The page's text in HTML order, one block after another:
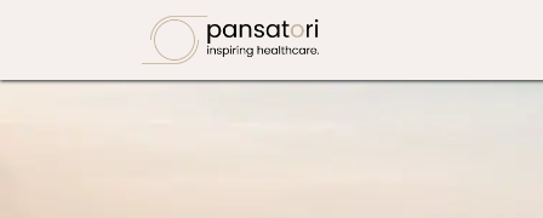
Перейти к содержимому